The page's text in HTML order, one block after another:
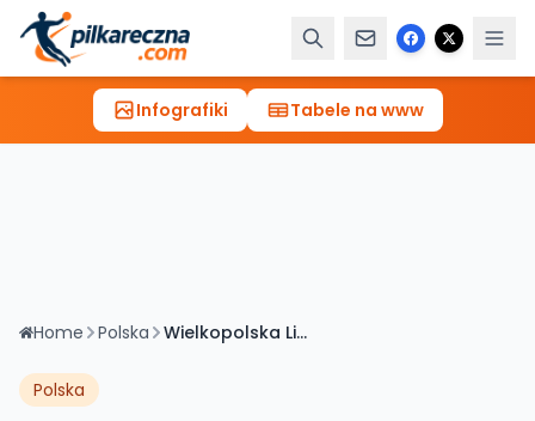
Infografiki Tabele na www
Home Polska Wielkopolska Liga Młodziczki 2012 o Puchar Prezesa WZPR kobiet: UKS Bukowia 2012 10-16 MONDI - BDKPR Pantery II
Polska